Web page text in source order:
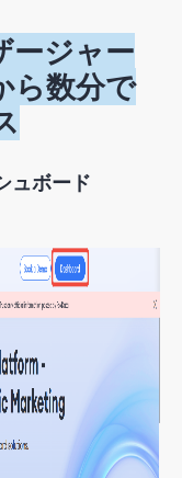
ージャー
ら数分で
ュボード